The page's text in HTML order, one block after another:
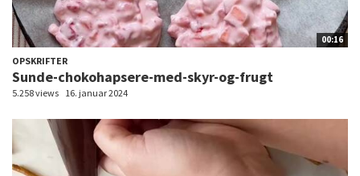
00:16
OPSKRIFTER
Sunde-chokohapsere-med-skyr-og-frugt
5.258 views 16. januar 2024